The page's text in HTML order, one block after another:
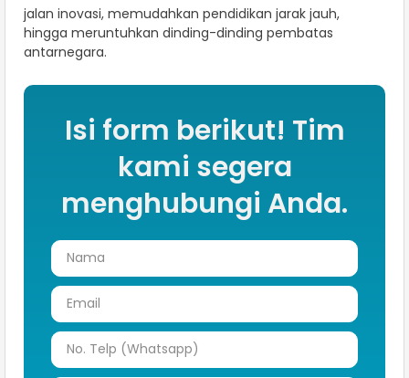
jalan inovasi, memudahkan pendidikan jarak jauh,
hingga meruntuhkan dinding-dinding pembatas
antarnegara.
Isi form berikut! Tim
kami segera
menghubungi Anda.